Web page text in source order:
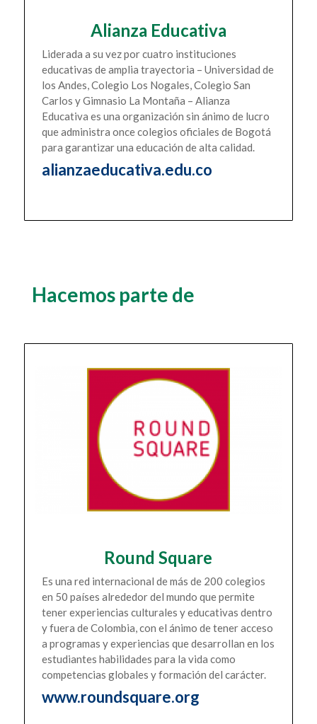
Alianza Educativa
Liderada a su vez por cuatro instituciones
educativas de amplia trayectoria – Universidad de
los Andes, Colegio Los Nogales, Colegio San
Carlos y Gimnasio La Montaña – Alianza
Educativa es una organización sin ánimo de lucro
que administra once colegios oficiales de Bogotá
para garantizar una educación de alta calidad.
alianzaeducativa.edu.co
Hacemos parte de
Round Square
Es una red internacional de más de 200 colegios
en 50 países alrededor del mundo que permite
tener experiencias culturales y educativas dentro
y fuera de Colombia, con el ánimo de tener acceso
a programas y experiencias que desarrollan en los
estudiantes habilidades para la vida como
competencias globales y formación del carácter.
www.roundsquare.org